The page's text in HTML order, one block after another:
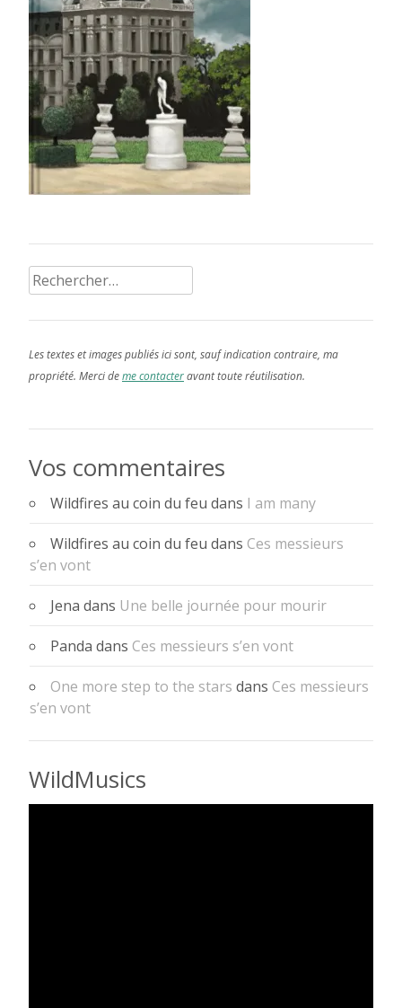
Rechercher :
Les textes et images publiés ici sont, sauf indication contraire, ma
propriété. Merci deme contacteravant toute réutilisation.
Vos commentaires
Wildfires au coin du feu dans I am many
Wildfires au coin du feu dans Ces messieurs
s’en vont
Jena dans Une belle journée pour mourir
Panda dans Ces messieurs s’en vont
One more step to the stars dans Ces messieurs
s’en vont
WildMusics